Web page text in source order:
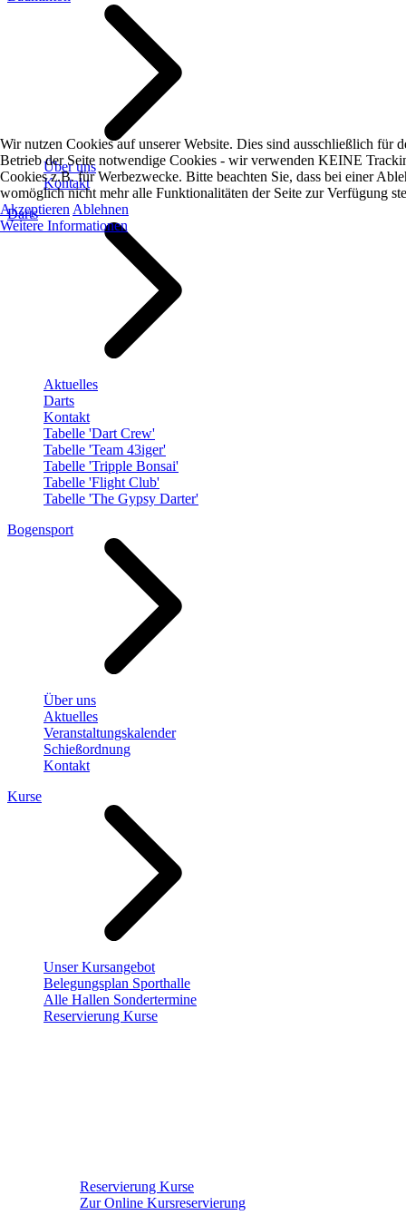
Über uns
Kontakt
Darts
Aktuelles
Darts
Kontakt
Tabelle 'Dart Crew'
Tabelle 'Team 43iger'
Tabelle 'Tripple Bonsai'
Tabelle 'Flight Club'
Tabelle 'The Gypsy Darter'
Bogensport
Über uns
Aktuelles
Veranstaltungskalender
Schießordnung
Kontakt
Kurse
Unser Kursangebot
Belegungsplan Sporthalle
Alle Hallen Sondertermine
Reservierung Kurse
Reservierung Kurse
Zur Online Kursreservierung
Wir nutzen Cookies auf unserer Website. Dies sind ausschließlich für
Betrieb der Seite notwendige Cookies - wir verwenden KEINE
Cookies z.B. für Werbezwecke. Bitte beachten Sie, dass bei einer
womöglich nicht mehr alle Funktionalitäten der Seite zur Verfügung
Akzeptieren Ablehnen
Weitere Informationen